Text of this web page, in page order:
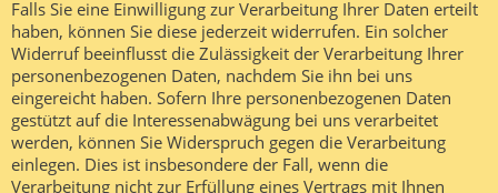
Falls Sie eine Einwilligung zur Verarbeitung Ihrer Daten erteilt
haben, können Sie diese jederzeit widerrufen. Ein solcher
Widerruf beeinflusst die Zulässigkeit der Verarbeitung Ihrer
personenbezogenen Daten, nachdem Sie ihn bei uns
eingereicht haben. Sofern Ihre personenbezogenen Daten
gestützt auf die Interessenabwägung bei uns verarbeitet
werden, können Sie Widerspruch gegen die Verarbeitung
einlegen. Dies ist insbesondere der Fall, wenn die
Verarbeitung nicht zur Erfüllung eines Vertrags mit Ihnen